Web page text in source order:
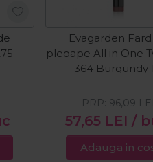
Evagarden
pleoape All in One
364 Burgundy
57,65 LEI /
PRP: 96,09 LEI
Adauga in